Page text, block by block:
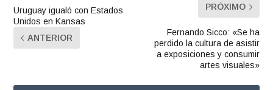
Uruguay igualó con Estados
Unidos en Kansas
ANTERIOR
PRÓXIMO
Fernando Sicco: «Se ha
perdido la cultura de asistir
a exposiciones y consumir
artes visuales»